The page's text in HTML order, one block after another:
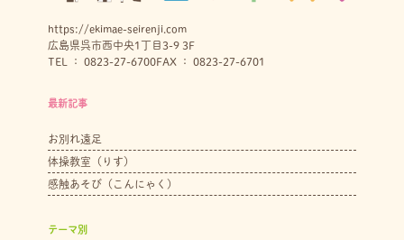
https://ekimae-seirenji.com
広島県呉市西中央1丁目3-9 3F
TEL ： 0823-27-6700FAX ： 0823-27-6701
最新記事
お別れ遠足
体操教室（りす）
感触あそび（こんにゃく）
テーマ別